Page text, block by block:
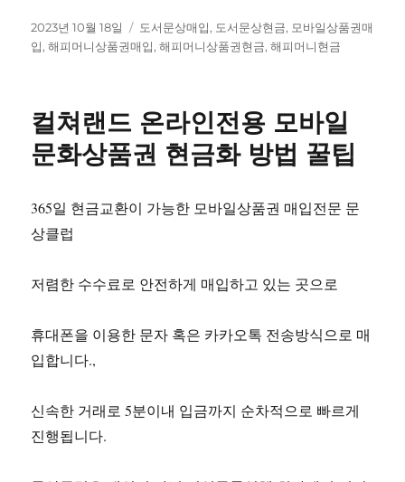
작
성
2023년 10월 18일
태
그
도서문상매입, 도서문상현금, 모바일상품권매
입,해피머니상품권매입,해피머니상품권현금,해피머니현금
컬쳐랜드 온라인전용 모바일
문화상품권 현금화 방법 꿀팁
365일 현금교환이 가능한 모바일상품권 매입전문 문
상클럽
저렴한 수수료로 안전하게 매입하고 있는 곳으로
휴대폰을 이용한 문자 혹은 카카오톡 전송방식으로 매
입합니다.,
신속한 거래로 5분이내 입금까지 순차적으로 빠르게
진행됩니다.